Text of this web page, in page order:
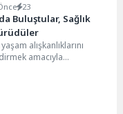
23
Buluştular, Sağlık
yaşam alışkanlıklarını
amacıyla